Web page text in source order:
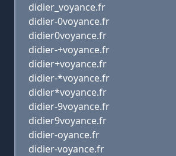
didier_voyance.fr
didier-0voyance.fr
didier0voyance.fr
didier-+voyance.fr
didier+voyance.fr
didier-*voyance.fr
didier*voyance.fr
didier-9voyance.fr
didier9voyance.fr
didier-oyance.fr
didier-voyance.fr